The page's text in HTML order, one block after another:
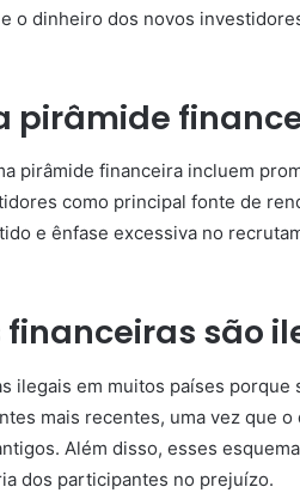
o dinheiro dos novos
pirâmide
pirâmide financeira incluem
como principal fonte de
e ênfase excessiva no
são
ilegais em muitos países porque
mais recentes, uma vez que
Além disso, esses
dos participantes no prejuízo.